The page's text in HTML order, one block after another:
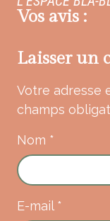
Vos avis :
Laisser un
Votre adresse
champs
Nom *
E-mail *